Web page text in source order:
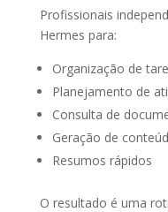
Profissionais
Hermes para:
Organização de
Planejamento de
Consulta de
Geração de
Resumos rápidos
O resultado é uma